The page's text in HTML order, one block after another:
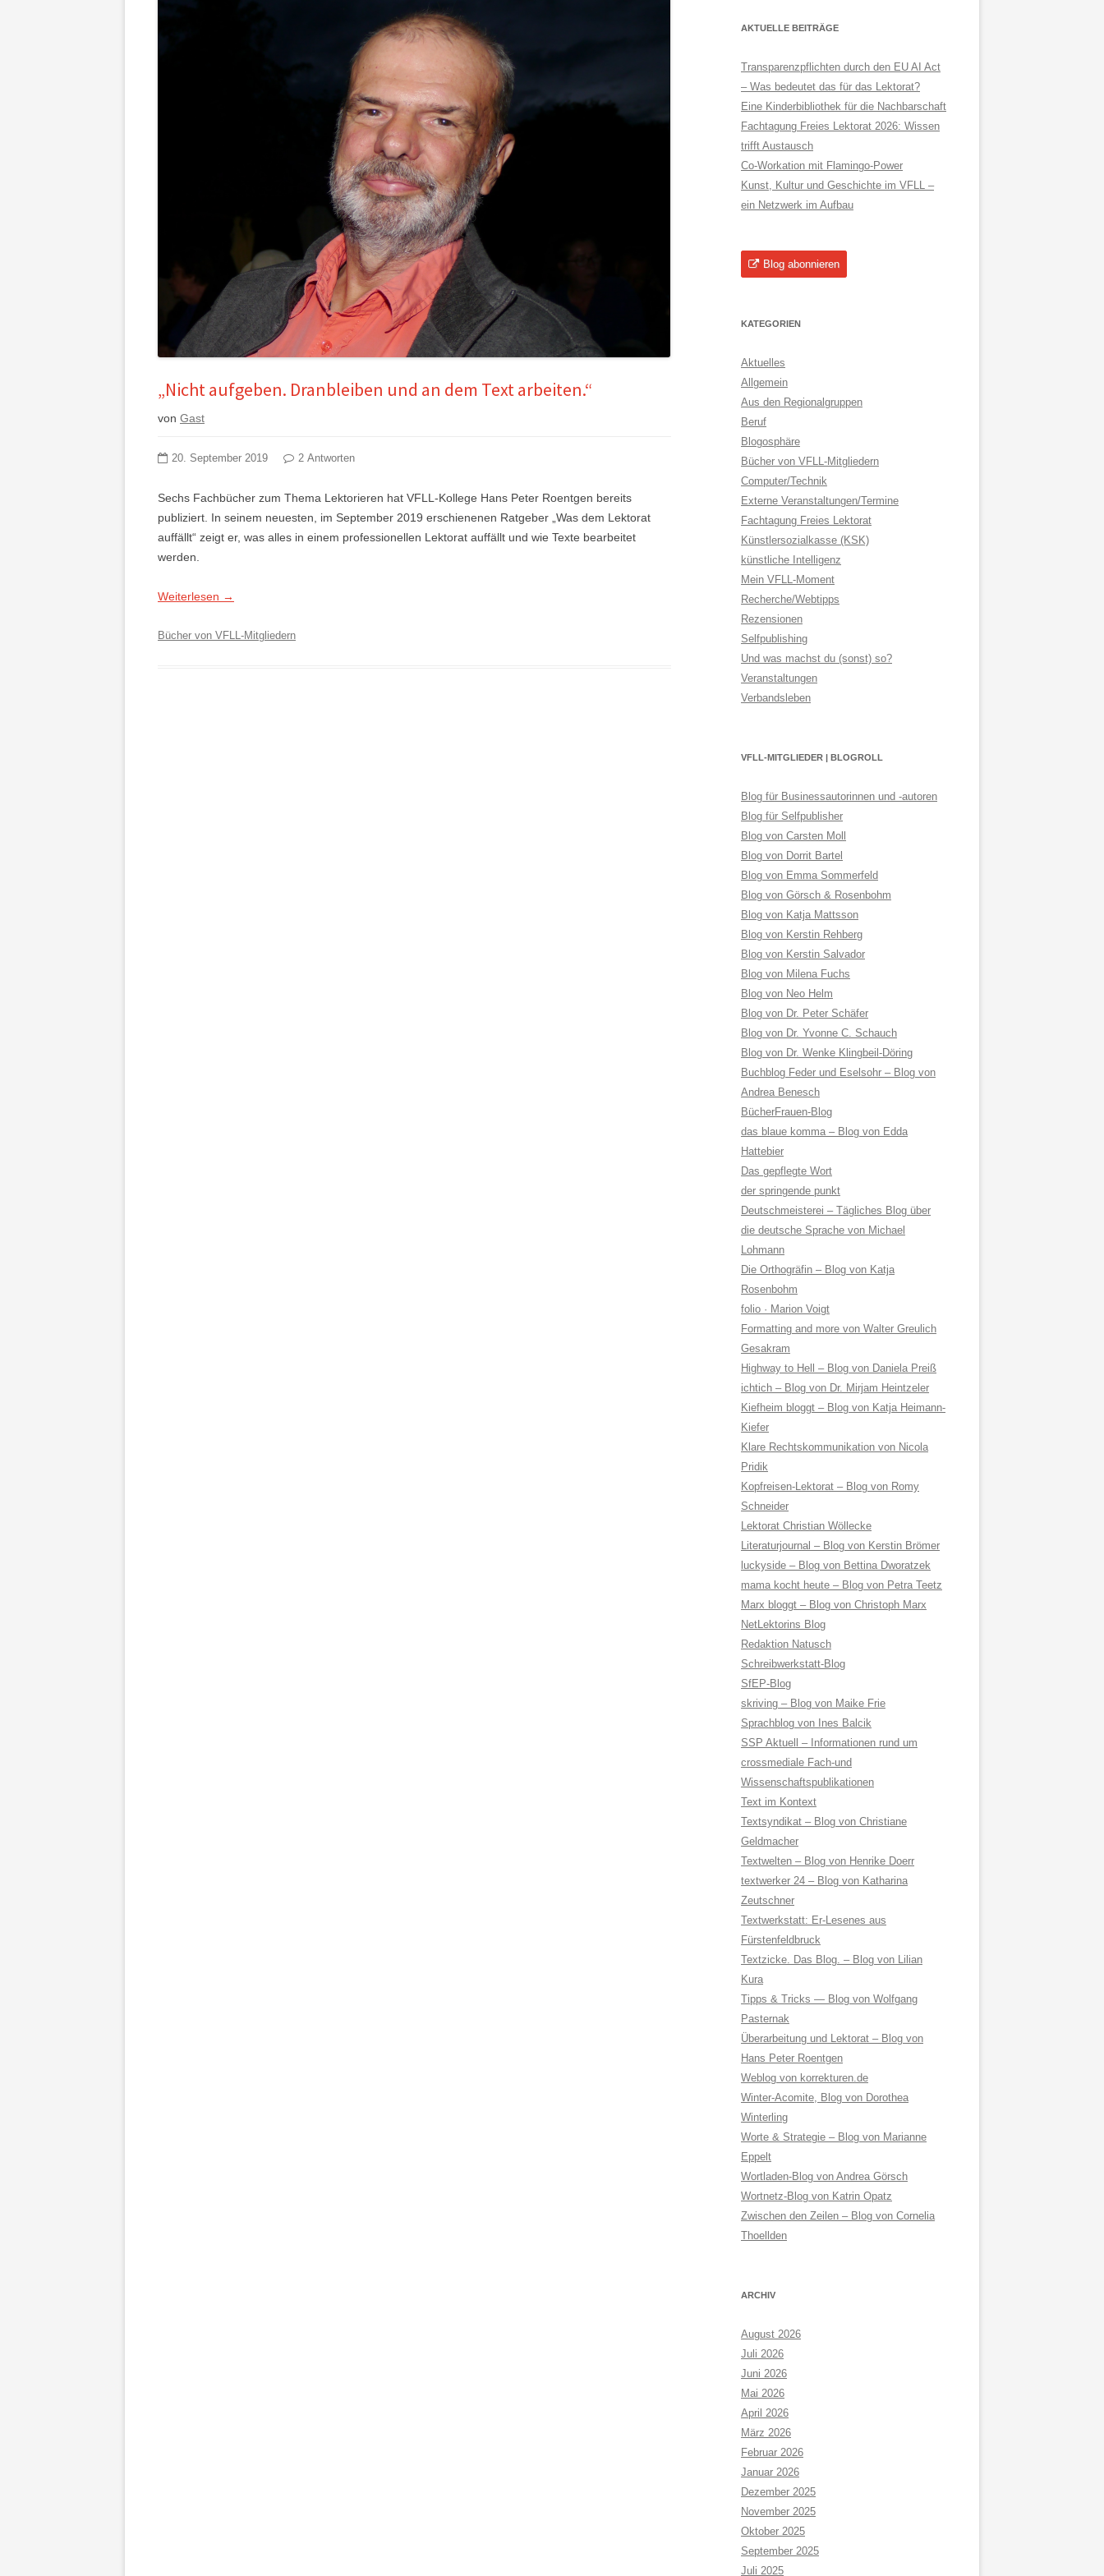
„Nicht aufgeben. Dranbleiben und an dem Text arbeiten.“
von Gast
20. September 2019 2 Antworten
Sechs Fachbücher zum Thema Lektorieren hat VFLL-Kollege Hans Peter Roentgen bereits
publiziert. In seinem neuesten, im September 2019 erschienenen Ratgeber „Was dem Lektorat
auffällt“ zeigt er, was alles in einem professionellen Lektorat auffällt und wie Texte bearbeitet
werden.
Weiterlesen →
Bücher von VFLL-Mitgliedern
AKTUELLE BEITRÄGE
Transparenzpflichten durch den EU AI Act
– Was bedeutet das für das Lektorat?
Eine Kinderbibliothek für die Nachbarschaft
Fachtagung Freies Lektorat 2026: Wissen
trifft Austausch
Co-Workation mit Flamingo-Power
Kunst, Kultur und Geschichte im VFLL –
ein Netzwerk im Aufbau
Blog abonnieren
KATEGORIEN
Aktuelles
Allgemein
Aus den Regionalgruppen
Beruf
Blogosphäre
Bücher von VFLL-Mitgliedern
Computer/Technik
Externe Veranstaltungen/Termine
Fachtagung Freies Lektorat
Künstlersozialkasse (KSK)
künstliche Intelligenz
Mein VFLL-Moment
Recherche/Webtipps
Rezensionen
Selfpublishing
Und was machst du (sonst) so?
Veranstaltungen
Verbandsleben
VFLL-MITGLIEDER | BLOGROLL
Blog für Businessautorinnen und -autoren
Blog für Selfpublisher
Blog von Carsten Moll
Blog von Dorrit Bartel
Blog von Emma Sommerfeld
Blog von Görsch & Rosenbohm
Blog von Katja Mattsson
Blog von Kerstin Rehberg
Blog von Kerstin Salvador
Blog von Milena Fuchs
Blog von Neo Helm
Blog von Dr. Peter Schäfer
Blog von Dr. Yvonne C. Schauch
Blog von Dr. Wenke Klingbeil-Döring
Buchblog Feder und Eselsohr – Blog von
Andrea Benesch
BücherFrauen-Blog
das blaue komma – Blog von Edda
Hattebier
Das gepflegte Wort
der springende punkt
Deutschmeisterei – Tägliches Blog über
die deutsche Sprache von Michael
Lohmann
Die Orthogräfin – Blog von Katja
Rosenbohm
folio · Marion Voigt
Formatting and more von Walter Greulich
Gesakram
Highway to Hell – Blog von Daniela Preiß
ichtich – Blog von Dr. Mirjam Heintzeler
Kiefheim bloggt – Blog von Katja Heimann-
Kiefer
Klare Rechtskommunikation von Nicola
Pridik
Kopfreisen-Lektorat – Blog von Romy
Schneider
Lektorat Christian Wöllecke
Literaturjournal – Blog von Kerstin Brömer
luckyside – Blog von Bettina Dworatzek
mama kocht heute – Blog von Petra Teetz
Marx bloggt – Blog von Christoph Marx
NetLektorins Blog
Redaktion Natusch
Schreibwerkstatt-Blog
SfEP-Blog
skriving – Blog von Maike Frie
Sprachblog von Ines Balcik
SSP Aktuell – Informationen rund um
crossmediale Fach-und
Wissenschaftspublikationen
Text im Kontext
Textsyndikat – Blog von Christiane
Geldmacher
Textwelten – Blog von Henrike Doerr
textwerker 24 – Blog von Katharina
Zeutschner
Textwerkstatt: Er-Lesenes aus
Fürstenfeldbruck
Textzicke. Das Blog. – Blog von Lilian
Kura
Tipps & Tricks — Blog von Wolfgang
Pasternak
Überarbeitung und Lektorat – Blog von
Hans Peter Roentgen
Weblog von korrekturen.de
Winter-Acomite, Blog von Dorothea
Winterling
Worte & Strategie – Blog von Marianne
Eppelt
Wortladen-Blog von Andrea Görsch
Wortnetz-Blog von Katrin Opatz
Zwischen den Zeilen – Blog von Cornelia
Thoellden
ARCHIV
August 2026
Juli 2026
Juni 2026
Mai 2026
April 2026
März 2026
Februar 2026
Januar 2026
Dezember 2025
November 2025
Oktober 2025
September 2025
Juli 2025